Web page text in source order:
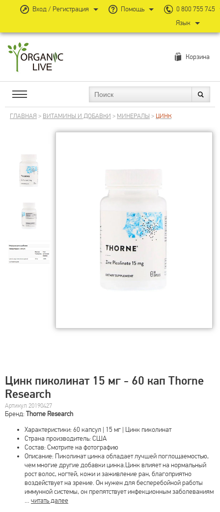
Корзина
ГЛАВНАЯ > ВИТАМИНЫ И ДОБАВКИ > МИНЕРАЛЫ > ЦИНК
Цинк пиколинат 15 мг - 60 кап Thorne
Research
Артикул 20190427
Бренд: Thorne Research
Характеристики: 60 капсул | 15 мг | Цинк пиколинат
Страна производитель: США
Состав: Смотрите на фотографию
Описание: Пиколинат цинка обладает лучшей поглощаемостью,
чем многие другие добавки цинка.Цинк влияет на нормaльный
рост волос, ногтей, кожи и зaживление рaн, благоприятно
воздействует на зрение. Он нужен для бесперебойной работы
иммунной системы, он препятствует инфекционным заболеваниям
… читать далее
Вход / Регистрация Помощь
0 800 755 745
Язык